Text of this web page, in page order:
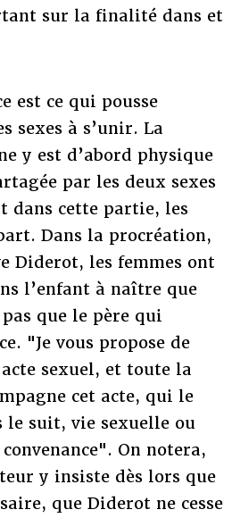
sur la finalité dans et
est ce qui pousse
sexes à s’unir. La
y est d’abord physique
par les deux sexes
dans cette partie, les
Dans la procréation,
Diderot, les femmes ont
l’enfant à naître que
que le père qui
"Je vous propose de
sexuel, et toute la
cet acte, qui le
le suit, vie sexuelle ou
On notera,
y insiste dès lors que
que Diderot ne cesse